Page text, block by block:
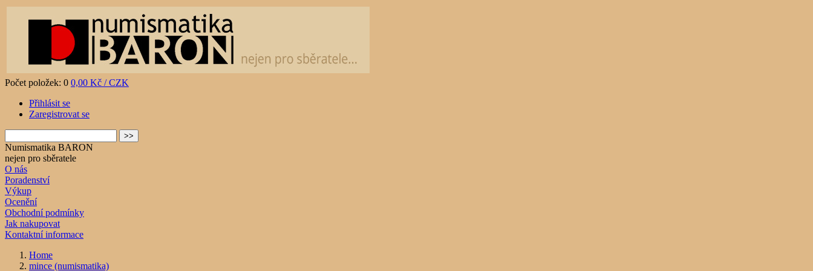
Počet položek: 0 0,00 Kč / CZK
Přihlásit se
Zaregistrovat se
Numismatika BARON
nejen pro sběratele
O nás
Poradenství
Výkup
Ocenění
Obchodní podmínky
Jak nakupovat
Kontaktní informace
Home
mince (numismatika)